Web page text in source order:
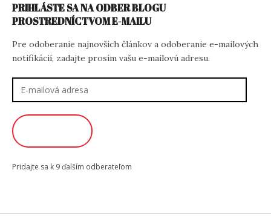
PRIHLÁSTE SA NA ODBER BLOGU
PROSTREDNÍCTVOM E-MAILU
Pre odoberanie najnovších článkov a odoberanie e-mailových
notifikácií, zadajte prosím vašu e-mailovú adresu.
adresa
Pridajte sa k 9 ďalším odberateľom